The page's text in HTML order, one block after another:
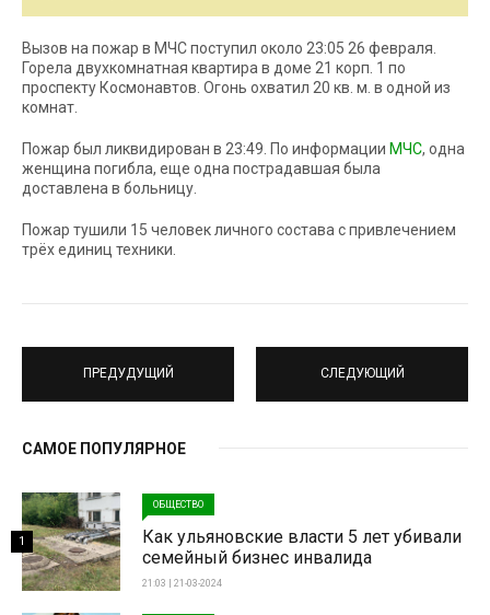
Вызов на пожар в МЧС поступил около 23:05 26 февраля.
Горела двухкомнатная квартира в доме 21 корп. 1 по
проспекту Космонавтов. Огонь охватил 20 кв. м. в одной из
комнат.
Пожар был ликвидирован в 23:49. По информации МЧС, одна
женщина погибла, еще одна пострадавшая была
доставлена в больницу.
Пожар тушили 15 человек личного состава с привлечением
трёх единиц техники.
ПРЕДУДУЩИЙ СЛЕДУЮЩИЙ
САМОЕ ПОПУЛЯРНОЕ
ОБЩЕСТВО
Как ульяновские власти 5 лет убивали
семейный бизнес инвалида
21:03 | 21-03-2024
1